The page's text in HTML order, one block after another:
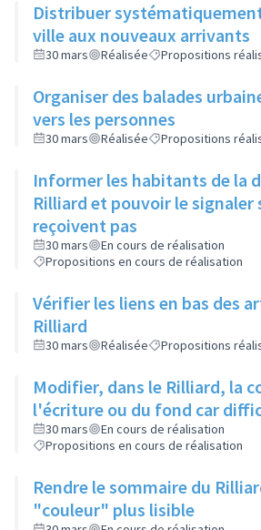
Distribuer
ville aux nouveaux arrivants
30 mars Réalisée Propositions
Organiser des balades
vers les personnes
30 mars Réalisée Propositions
Informer les habitants de la
Rilliard et pouvoir le signaler
reçoivent pas
30 mars
En cours de réalisation
Propositions en cours de réalisation
Vérifier les liens en bas des
Rilliard
30 mars Réalisée Propositions
Modifier, dans le Rilliard, la
l'écriture ou du fond car
30 mars
En cours de réalisation
Propositions en cours de réalisation
Rendre le sommaire du
"couleur" plus lisible